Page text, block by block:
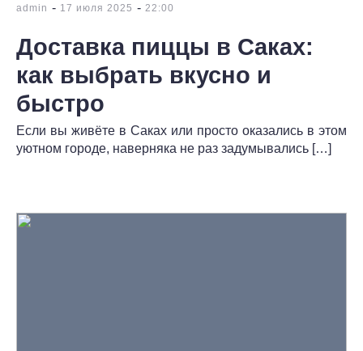
admin - 17 июля 2025 - 22:00
Доставка пиццы в Саках:
как выбрать вкусно и
быстро
Если вы живёте в Саках или просто оказались в этом
уютном городе, наверняка не раз задумывались […]